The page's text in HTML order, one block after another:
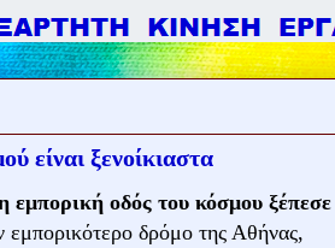
είναι ξενοίκιαστα
εμπορική οδός του κόσμου ξέπεσε
εμπορικότερο δρόμο της Αθήνας,